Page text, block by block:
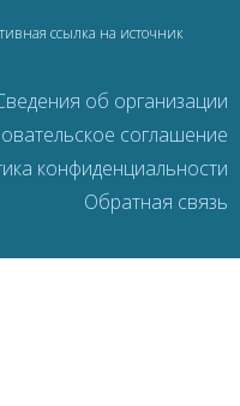
ссылка на источник
об организации
соглашение
конфиденциальности
Обратная связь